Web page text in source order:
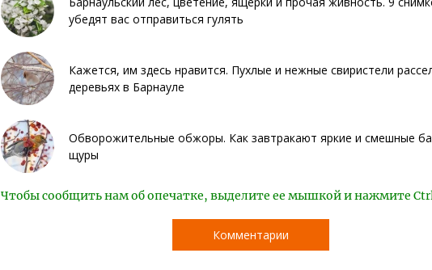
убедят вас отправиться гулять
Кажется, им здесь нравится. Пухлые и нежные свиристели
деревьях в Барнауле
Обворожительные обжоры. Как завтракают яркие и смешные
щуры
Чтобы сообщить нам об опечатке, выделите ее мышкой и нажмите
Комментарии